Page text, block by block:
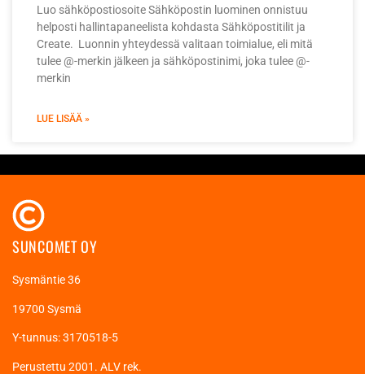
Luo sähköpostiosoite Sähköpostin luominen onnistuu
helposti hallintapaneelista kohdasta Sähköpostitilit ja
Create. Luonnin yhteydessä valitaan toimialue, eli mitä
tulee @-merkin jälkeen ja sähköpostinimi, joka tulee @-
merkin
LUE LISÄÄ »
SUNCOMET OY
Sysmäntie 36
19700 Sysmä
Y-tunnus: 3170518-5
Perustettu 2001. ALV rek.